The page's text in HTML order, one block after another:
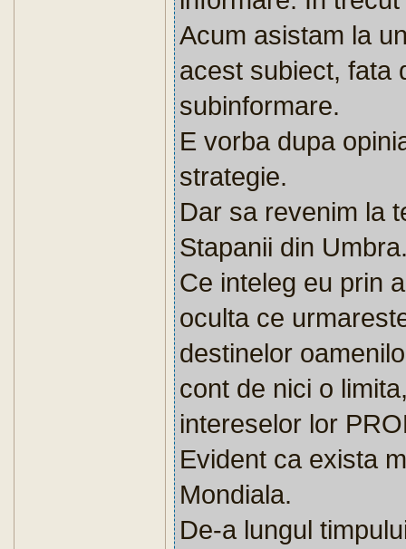
Acum asistam la
acest subiect, fata
subinformare.
E vorba dupa
strategie.
Dar sa revenim la
Stapanii din
Ce inteleg eu prin
oculta ce
destinelor
cont de nici o
intereselor lor
Evident ca exista
Mondiala.
De-a lungul